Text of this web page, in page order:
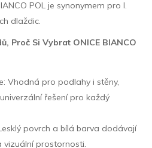
POL je synonymem pro I.
dlaždic.
Proč Si Vybrat ONICE BIANCO
Vhodná pro podlahy i stěny,
univerzální řešení pro každý
povrch a bílá barva dodávají
vizuální prostornosti.